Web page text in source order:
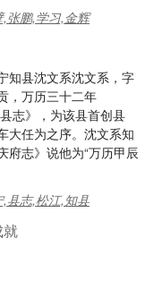
张鹏,学习,金辉
知县沈文系沈文系，字
，万历三十二年
志》，为该县首创县
大任为之序。沈文系知
府志》说他为“万历甲辰
县志,松江,知县